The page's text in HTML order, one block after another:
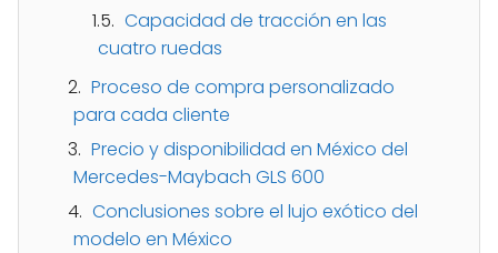
Capacidad de tracción en las
cuatro ruedas
Proceso de compra personalizado
para cada cliente
Precio y disponibilidad en México del
Mercedes-Maybach GLS 600
Conclusiones sobre el lujo exótico del
modelo en México